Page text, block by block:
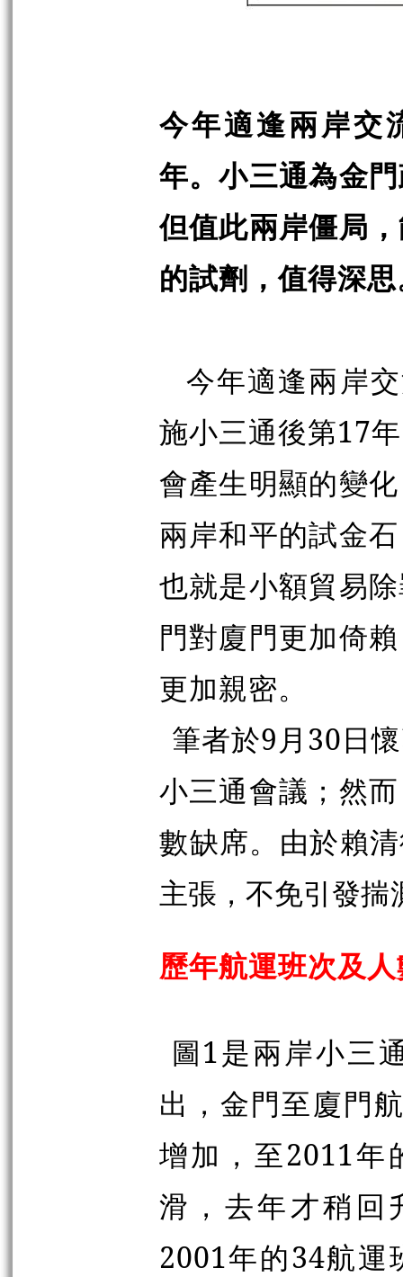
今年適逢兩岸交
年。小三通為金
但值此兩岸僵局
的試劑，值得深
今年適逢兩岸
施小三通後第17
會產生明顯的變
兩岸和平的試金
也就是小額貿易
門對廈門更加倚
更加親密。
筆者於9月30日
小三通會議；然
數缺席。由於賴
主張，不免引發揣
歷年航運班次及
圖1是兩岸小三
出，金門至廈門
增加，至2011年
滑，去年才稍回
2001年的34航運